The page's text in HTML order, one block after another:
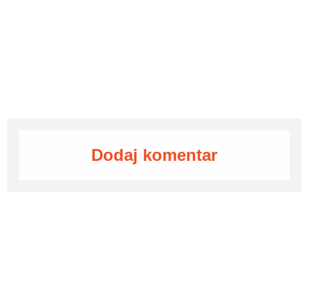
Dodaj komentar